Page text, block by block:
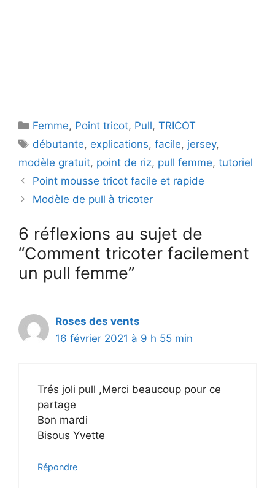
Catégories
Femme, Point tricot, Pull,TRICOT
Étiquettes
débutante, explications,facile, jersey,
modèle gratuit, point de riz, pull femme, tutoriel
Point mousse tricot facile et rapide
Modèle de pull à tricoter
6 réflexions au sujet de
“Comment tricoter facilement
un pull femme”
Roses des vents
16 février 2021 à 9 h 55 min
Trés joli pull ,Merci beaucoup pour ce
partage
Bon mardi
Bisous Yvette
Répondre